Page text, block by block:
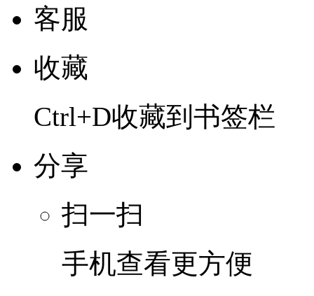
客服
收藏
Ctrl+D收藏到书签栏
分享
扫一扫
手机查看更方便